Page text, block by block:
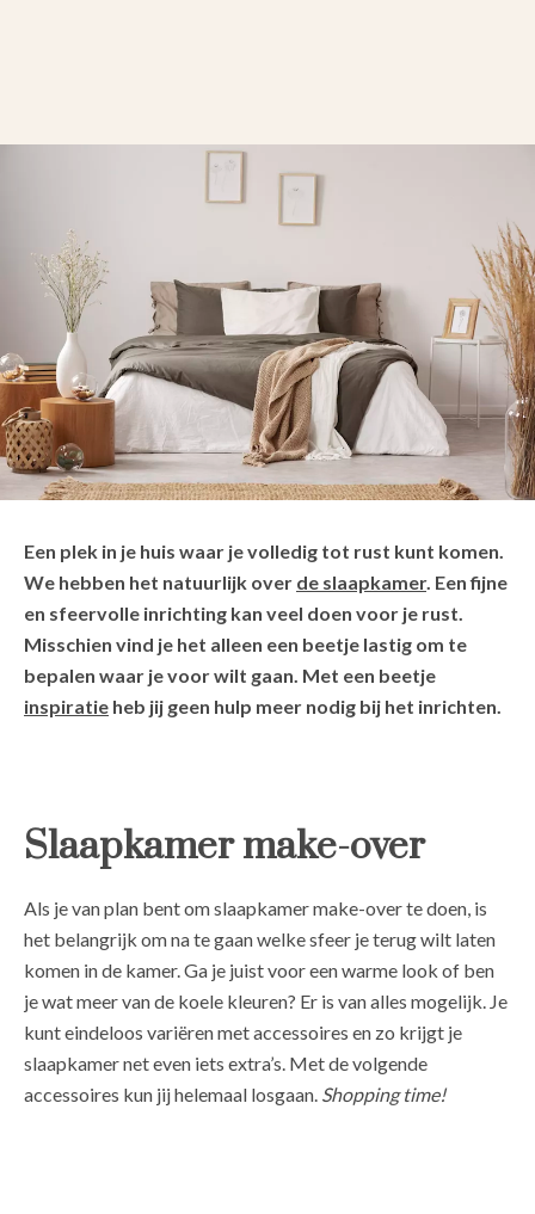
Een plek in je huis waar je volledig tot rust kunt komen.
We hebben het natuurlijk over de slaapkamer. Een fijne
en sfeervolle inrichting kan veel doen voor je rust.
Misschien vind je het alleen een beetje lastig om te
bepalen waar je voor wilt gaan. Met een beetje
inspiratie heb jij geen hulp meer nodig bij het inrichten.
Slaapkamer make-over
Als je van plan bent om slaapkamer make-over te doen, is
het belangrijk om na te gaan welke sfeer je terug wilt laten
komen in de kamer. Ga je juist voor een warme look of ben
je wat meer van de koele kleuren? Er is van alles mogelijk. Je
kunt eindeloos variëren met accessoires en zo krijgt je
slaapkamer net even iets extra’s. Met de volgende
accessoires kun jij helemaal losgaan. Shopping time!